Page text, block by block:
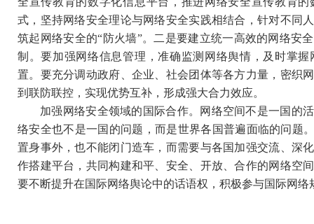
式，坚持网络安全理论与网络安全实践相结合，针对不同
筑起网络安全的“防火墙”。二是要建立统一高效的网络安
制。要加强网络信息管理，准确监测网络舆情，及时掌
置。要充分调动政府、企业、社会团体等各方力量，密织
到联防联控，实现优势互补，形成强大合力效应。
加强网络安全领域的国际合作。网络空间不是一国的
络安全也不是一国的问题，而是世界各国普遍面临的问题
置身事外，也不能闭门造车，而需要与各国加强交流、深
作搭建平台，共同构建和平、安全、开放、合作的网络空
要不断提升在国际网络舆论中的话语权，积极参与国际网络